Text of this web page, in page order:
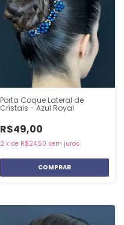
Porta Coque Lateral de
Cristais - Azul Royal
R$49,00
2 x de R$24,50 sem juros